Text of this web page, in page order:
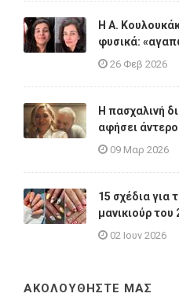
Η A.
φυσικά:
26 Φεβ 2026
Η πασχαλινή
αφήσει
09 Μαρ 2026
15 σχέδια για
μανικιούρ του
02 Ιουν 2026
ΑΚΟΛΟΥΘΗΣΤΕ ΜΑΣ